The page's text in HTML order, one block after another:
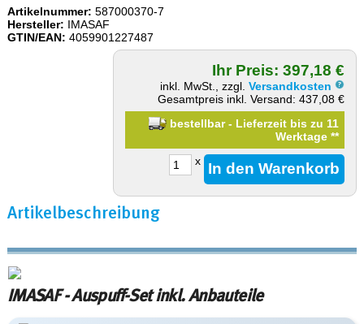
Artikelnummer: 587000370-7
Hersteller: IMASAF
GTIN/EAN: 4059901227487
Ihr Preis: 397,18 €
inkl. MwSt., zzgl.Versandkosten
Gesamtpreis inkl. Versand: 437,08 €
bestellbar - Lieferzeit bis zu 11
Werktage**
x
Artikelbeschreibung
IMASAF - Auspuff-Set inkl. Anbauteile